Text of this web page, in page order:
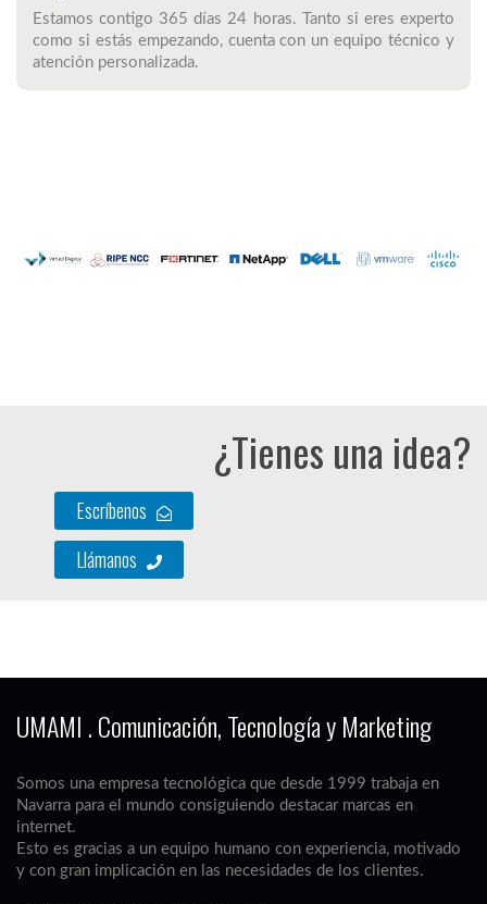
Estamos contigo 365 días 24 horas. Tanto si eres experto
como si estás empezando, cuenta con un equipo técnico y
atención personalizada.
¿Tienes una idea?
Escríbenos
Llámanos
UMAMI . Comunicación, Tecnología y Marketing
Somos una empresa tecnológica que desde 1999 trabaja en
Navarra para el mundo consiguiendo destacar marcas en
internet.
Esto es gracias a un equipo humano con experiencia, motivado
y con gran implicación en las necesidades de los clientes.